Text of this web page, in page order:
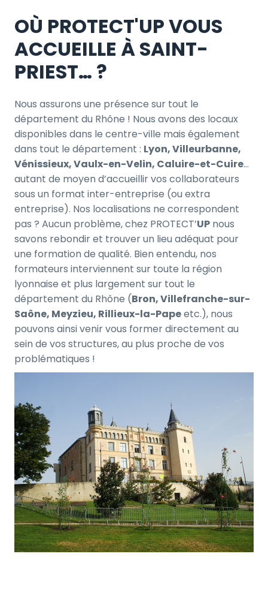
OÙ PROTECT'UP VOUS
ACCUEILLE À SAINT-
PRIEST… ?
Nous assurons une présence sur tout le
département du Rhône ! Nous avons des locaux
disponibles dans le centre-ville mais également
dans tout le département : Lyon, Villeurbanne,
Vénissieux, Vaulx-en-Velin, Caluire-et-Cuire…
autant de moyen d’accueillir vos collaborateurs
sous un format inter-entreprise (ou extra
entreprise). Nos localisations ne correspondent
pas ? Aucun problème, chez PROTECT’UP nous
savons rebondir et trouver un lieu adéquat pour
une formation de qualité. Bien entendu, nos
formateurs interviennent sur toute la région
lyonnaise et plus largement sur tout le
département du Rhône (Bron, Villefranche-sur-
Saône, Meyzieu, Rillieux-la-Papeetc.), nous
pouvons ainsi venir vous former directement au
sein de vos structures, au plus proche de vos
problématiques !